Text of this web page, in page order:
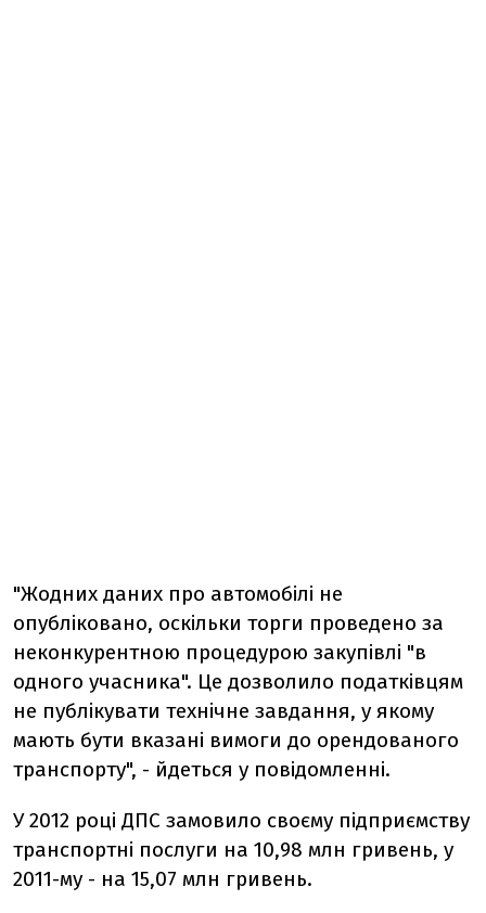
"Жодних даних про автомобілі не
опубліковано, оскільки торги проведено за
неконкурентною процедурою закупівлі "в
одного учасника". Це дозволило податківцям
не публікувати технічне завдання, у якому
мають бути вказані вимоги до орендованого
транспорту", - йдеться у повідомленні.
У 2012 році ДПС замовило своєму підприємству
транспортні послуги на 10,98 млн гривень, у
2011-му - на 15,07 млн гривень.